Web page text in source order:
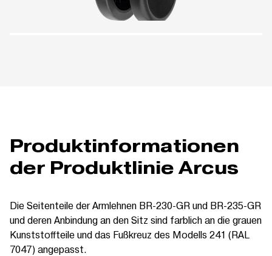
Produktinformationen
der Produktlinie Arcus
Die Seitenteile der Armlehnen BR-230-GR und BR-235-GR
und deren Anbindung an den Sitz sind farblich an die grauen
Kunststoffteile und das Fußkreuz des Modells 241 (RAL
7047) angepasst.